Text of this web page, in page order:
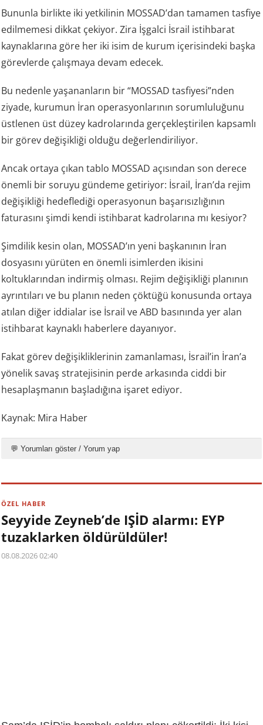
Bununla birlikte iki yetkilinin MOSSAD’dan tamamen tasfiye
edilmemesi dikkat çekiyor. Zira İşgalci İsrail istihbarat
kaynaklarına göre her iki isim de kurum içerisindeki başka
görevlerde çalışmaya devam edecek.
Bu nedenle yaşananların bir “MOSSAD tasfiyesi”nden
ziyade, kurumun İran operasyonlarının sorumluluğunu
üstlenen üst düzey kadrolarında gerçekleştirilen kapsamlı
bir görev değişikliği olduğu değerlendiriliyor.
Ancak ortaya çıkan tablo MOSSAD açısından son derece
önemli bir soruyu gündeme getiriyor: İsrail, İran’da rejim
değişikliği hedeflediği operasyonun başarısızlığının
faturasını şimdi kendi istihbarat kadrolarına mı kesiyor?
Şimdilik kesin olan, MOSSAD’ın yeni başkanının İran
dosyasını yürüten en önemli isimlerden ikisini
koltuklarından indirmiş olması. Rejim değişikliği planının
ayrıntıları ve bu planın neden çöktüğü konusunda ortaya
atılan diğer iddialar ise İsrail ve ABD basınında yer alan
istihbarat kaynaklı haberlere dayanıyor.
Fakat görev değişikliklerinin zamanlaması, İsrail’in İran’a
yönelik savaş stratejisinin perde arkasında ciddi bir
hesaplaşmanın başladığına işaret ediyor.
Kaynak: Mira Haber
💬 Yorumları göster / Yorum yap
ÖZEL HABER
Seyyide Zeyneb’de IŞİD alarmı: EYP
tuzaklarken öldürüldüler!
08.08.2026 02:40